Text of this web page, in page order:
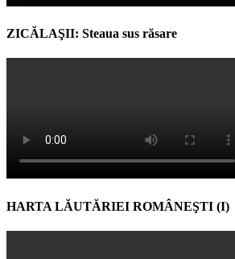
ZICĂLAŞII: Steaua sus răsare
HARTA LĂUTĂRIEI ROMÂNEŞTI (I)